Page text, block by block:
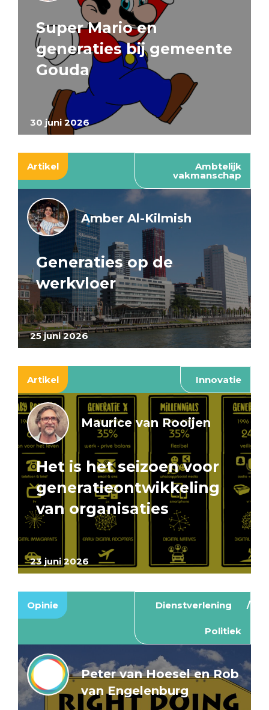
30 juni 2026
Super Mario en
generaties bij gemeente
Gouda
Artikel Ambtelijk
vakmanschap
25 juni 2026
Amber Al-Kilmish
Generaties op de
werkvloer
Artikel Innovatie
23 juni 2026
Maurice van Rooijen
Het is het seizoen voor
generatieontwikkeling
van organisaties
Opinie Dienstverlening
Politiek
Peter van Hoesel en Rob
van Engelenburg